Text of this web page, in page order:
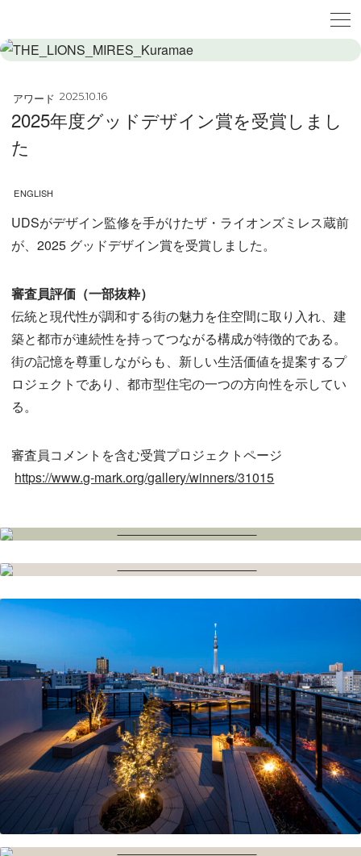
アワード 2025.10.16
2025年度グッドデザイン賞を受賞しまし
た
ENGLISH
UDSがデザイン監修を手がけたザ・ライオンズミレス蔵前
が、2025 グッドデザイン賞を受賞しました。
審査員評価（一部抜粋）
伝統と現代性が調和する街の魅力を住空間に取り入れ、建
築と都市が連続性を持ってつながる構成が特徴的である。
街の記憶を尊重しながらも、新しい生活価値を提案するプ
ロジェクトであり、都市型住宅の一つの方向性を示してい
る。
審査員コメントを含む受賞プロジェクトページ
https://www.g-mark.org/gallery/winners/31015